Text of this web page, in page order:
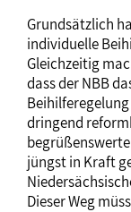
Grundsätzlich
individuelle
Gleichzeitig
dass der NBB
dringend
jüngst in Kraft
Dieser Weg